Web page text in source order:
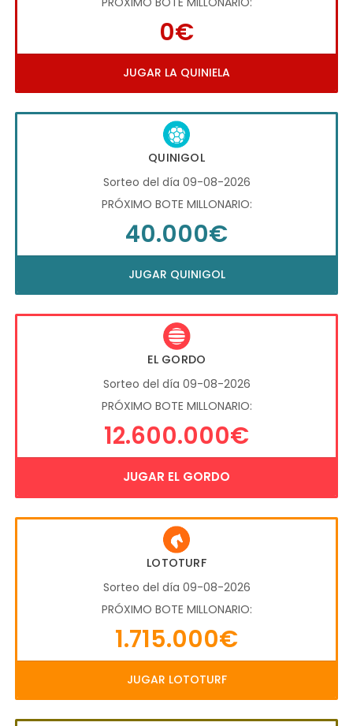
0€
JUGAR LA QUINIELA
QUINIGOL
Sorteo del día 09-08-2026
PRÓXIMO BOTE MILLONARIO:
40.000€
JUGAR QUINIGOL
EL GORDO
Sorteo del día 09-08-2026
PRÓXIMO BOTE MILLONARIO:
12.600.000€
JUGAR EL GORDO
LOTOTURF
Sorteo del día 09-08-2026
PRÓXIMO BOTE MILLONARIO:
1.715.000€
JUGAR LOTOTURF